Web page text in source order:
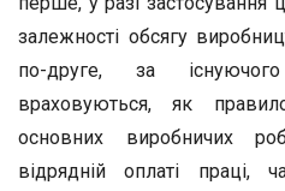
залежності обсягу
по-друге, за
враховуються, як
основних виробничих
відрядній оплаті праці,